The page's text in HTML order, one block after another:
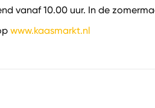
vanaf 10.00 uur. In de
www.kaasmarkt.nl